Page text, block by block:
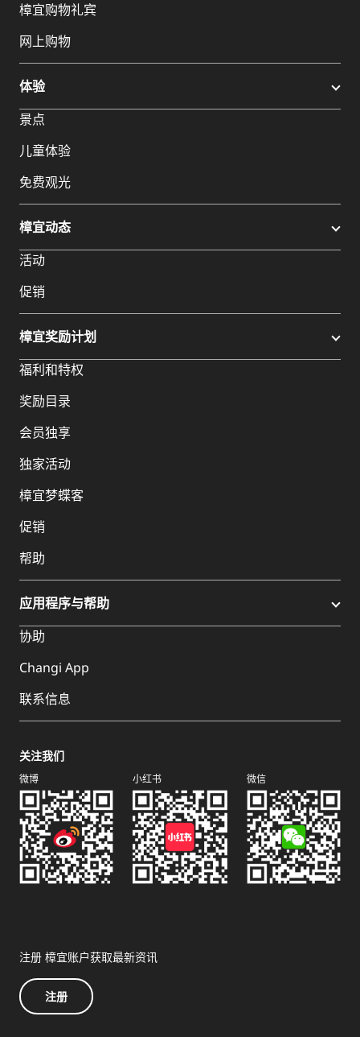
樟宜购物礼宾
网上购物
体验
景点
儿童体验
免费观光
樟宜动态
活动
促销
樟宜奖励计划
福利和特权
奖励目录
会员独享
独家活动
樟宜梦蝶客
促销
帮助
应用程序与帮助
协助
Changi App
联系信息
关注我们
微博 小红书 微信
注册 樟宜账户获取最新资讯
注册